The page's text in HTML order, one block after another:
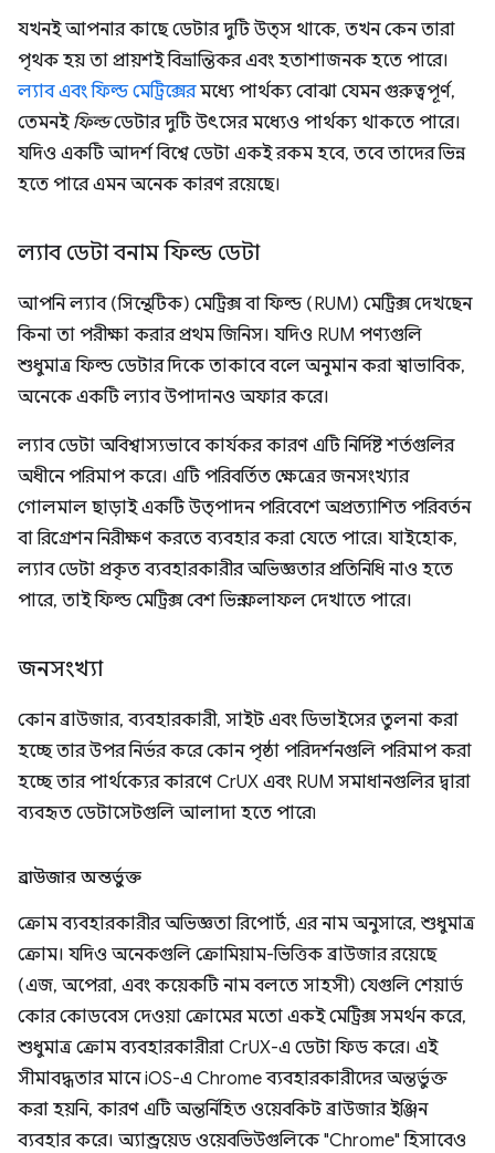
যখনই আপনার কাছে ডেটার দুটি উত্স থাকে, তখন কেন তারা
পৃথক হয় তা প্রায়শই বিভ্রান্তিকর এবং হতাশাজনক হতে পারে।
ল্যাব এবং ফিল্ড মেট্রিক্সেরমধ্যে পার্থক্য বোঝা যেমন গুরুত্বপূর্ণ,
তেমনই ফিল্ডডেটার দুটি উৎসের মধ্যেও পার্থক্য থাকতে পারে।
যদিও একটি আদর্শ বিশ্বে ডেটা একই রকম হবে, তবে তাদের ভিন্ন
হতে পারে এমন অনেক কারণ রয়েছে।
ল্যাব ডেটা বনাম ফিল্ড ডেটা
আপনি ল্যাব (সিন্থেটিক) মেট্রিক্স বা ফিল্ড (RUM) মেট্রিক্স দেখছেন
কিনা তা পরীক্ষা করার প্রথম জিনিস। যদিও RUM পণ্যগুলি
শুধুমাত্র ফিল্ড ডেটার দিকে তাকাবে বলে অনুমান করা স্বাভাবিক,
অনেকে একটি ল্যাব উপাদানও অফার করে।
ল্যাব ডেটা অবিশ্বাস্যভাবে কার্যকর কারণ এটি নির্দিষ্ট শর্তগুলির
অধীনে পরিমাপ করে। এটি পরিবর্তিত ক্ষেত্রের জনসংখ্যার
গোলমাল ছাড়াই একটি উত্পাদন পরিবেশে অপ্রত্যাশিত পরিবর্তন
বা রিগ্রেশন নিরীক্ষণ করতে ব্যবহার করা যেতে পারে। যাইহোক,
ল্যাব ডেটা প্রকৃত ব্যবহারকারীর অভিজ্ঞতার প্রতিনিধি নাও হতে
পারে, তাই ফিল্ড মেট্রিক্স বেশ ভিন্ন ফলাফল দেখাতে পারে।
জনসংখ্যা
কোন ব্রাউজার, ব্যবহারকারী, সাইট এবং ডিভাইসের তুলনা করা
হচ্ছে তার উপর নির্ভর করে কোন পৃষ্ঠা পরিদর্শনগুলি পরিমাপ করা
হচ্ছে তার পার্থক্যের কারণে CrUX এবং RUM সমাধানগুলির দ্বারা
ব্যবহৃত ডেটাসেটগুলি আলাদা হতে পারে৷
ব্রাউজার অন্তর্ভুক্ত
ক্রোম ব্যবহারকারীর অভিজ্ঞতা রিপোর্ট, এর নাম অনুসারে, শুধুমাত্র
ক্রোম। যদিও অনেকগুলি ক্রোমিয়াম-ভিত্তিক ব্রাউজার রয়েছে
(এজ, অপেরা, এবং কয়েকটি নাম বলতে সাহসী) যেগুলি শেয়ার্ড
কোর কোডবেস দেওয়া ক্রোমের মতো একই মেট্রিক্স সমর্থন করে,
শুধুমাত্র ক্রোম ব্যবহারকারীরা CrUX-এ ডেটা ফিড করে। এই
সীমাবদ্ধতার মানে iOS-এ Chrome ব্যবহারকারীদের অন্তর্ভুক্ত
করা হয়নি, কারণ এটি অন্তর্নিহিত ওয়েবকিট ব্রাউজার ইঞ্জিন
ব্যবহার করে। অ্যান্ড্রয়েড ওয়েবভিউগুলিকে "Chrome" হিসাবেও